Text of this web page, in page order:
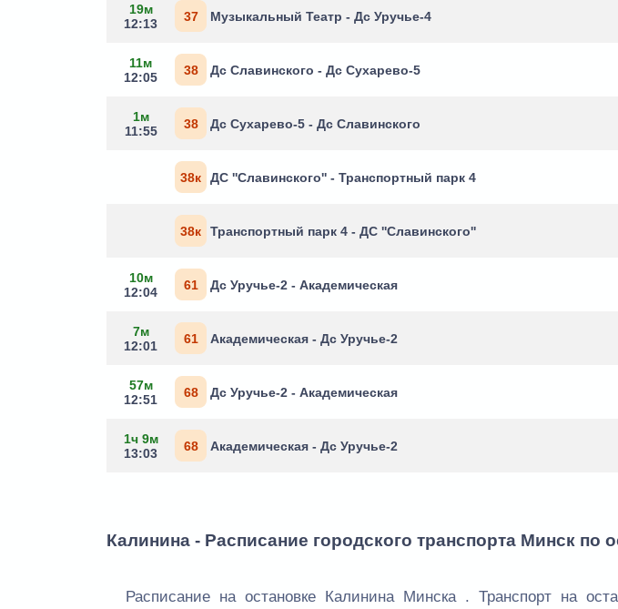
19м
12:13
37 Музыкальный Театр - Дс Уручье-4
11м
12:05
38 Дс Славинского - Дс Сухарево-5
1м
11:55
38 Дс Сухарево-5 - Дс Славинского
38к ДС ''Славинского'' - Транспортный парк 4
38к Транспортный парк 4 - ДС ''Славинского''
10м
12:04
61 Дс Уручье-2 - Академическая
7м
12:01
61 Академическая - Дс Уручье-2
57м
12:51
68 Дс Уручье-2 - Академическая
1ч 9м
13:03
68 Академическая - Дс Уручье-2
Калинина - Расписание городского транспорта Минск по
Расписание на остановке Калинина Минска . Транспорт на